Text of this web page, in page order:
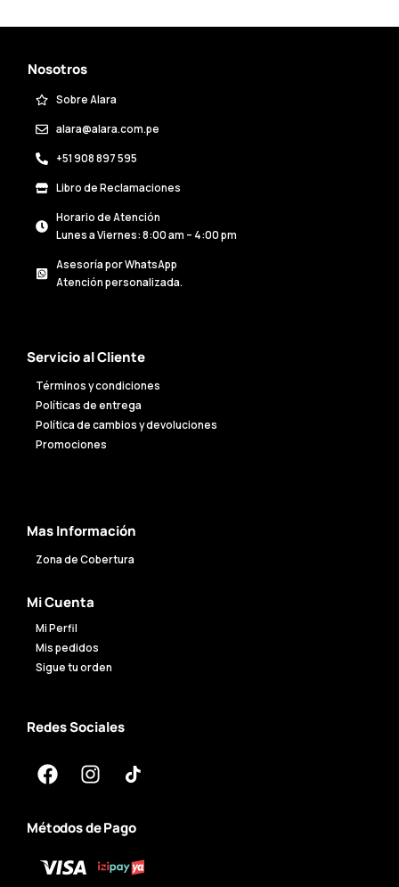
Nosotros
Sobre Alara
alara@alara.com.pe
+51 908 897 595
Libro de Reclamaciones
Horario de Atención
Lunes a Viernes: 8:00 am – 4:00 pm
Asesoría por WhatsApp
Atención personalizada.
Servicio al Cliente
Términos y condiciones
Políticas de entrega
Política de cambios y devoluciones
Promociones
Mas Información
Zona de Cobertura
Mi Cuenta
Mi Perfil
Mis pedidos
Sigue tu orden
Redes Sociales
Métodos de Pago